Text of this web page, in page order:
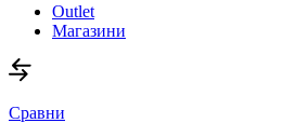
Outlet
Магазини
Сравни